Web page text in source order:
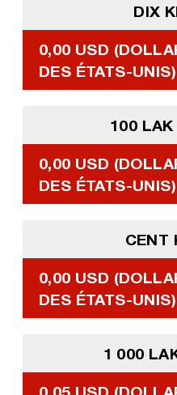
DIX
0,00 USD
DES ÉTATS-UNIS)
100
0,00 USD
DES ÉTATS-UNIS)
CENT
0,00 USD
DES ÉTATS-UNIS)
1 000
0,05 USD